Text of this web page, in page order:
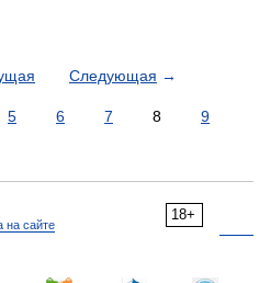
Следующая →
5 6 7 8
9
18+
на сайте